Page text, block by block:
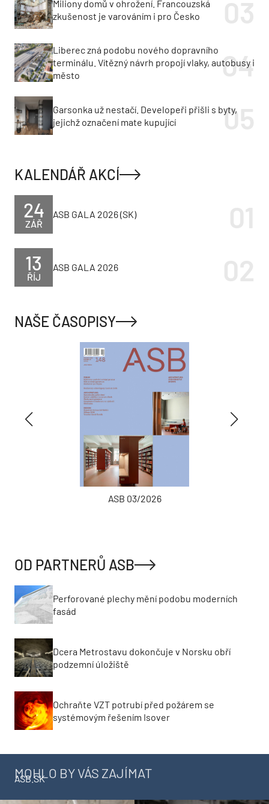
Miliony domů v ohrožení. Francouzská
zkušenost je varováním i pro Česko
Liberec zná podobu nového dopravního
terminálu. Vítězný návrh propojí vlaky, autobusy i
město
Garsonka už nestačí. Developeři přišli s byty,
jejichž označení mate kupující
KALENDÁŘ AKCÍ
ZÁŘ
24 ASB GALA 2026 (SK)
ŘÍJ
13 ASB GALA 2026
NAŠE ČASOPISY
ASB 03/2026
OD PARTNERŮ ASB
Perforované plechy mění podobu moderních
fasád
Dcera Metrostavu dokončuje v Norsku obří
podzemní úložiště
Ochraňte VZT potrubí před požárem se
systémovým řešením Isover
MOHLO BY VÁS ZAJÍMAT
ASB.SK